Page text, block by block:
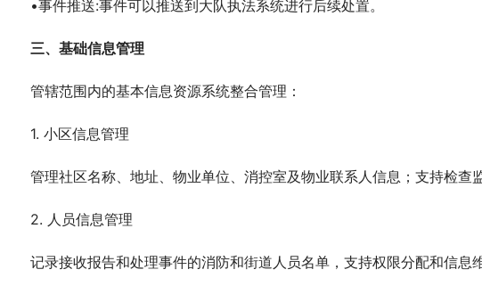
•事件推送:事件可以推送到大队执法系统进行后续处置。
三、基础信息管理
管辖范围内的基本信息资源系统整合管理：
1. 小区信息管理
管理社区名称、地址、物业单位、消控室及物业联系人信息；支持检查
2. 人员信息管理
记录接收报告和处理事件的消防和街道人员名单，支持权限分配和信息维